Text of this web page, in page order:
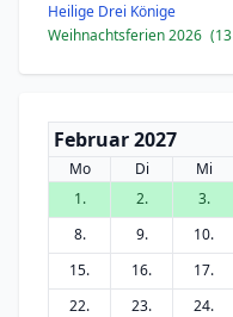
Heilige Drei Könige
Weihnachtsferien 2026 (13
Februar 2027
Mo Di Mi
1.
2. 3.
8.
9. 10.
15.
16. 17.
22.
23. 24.